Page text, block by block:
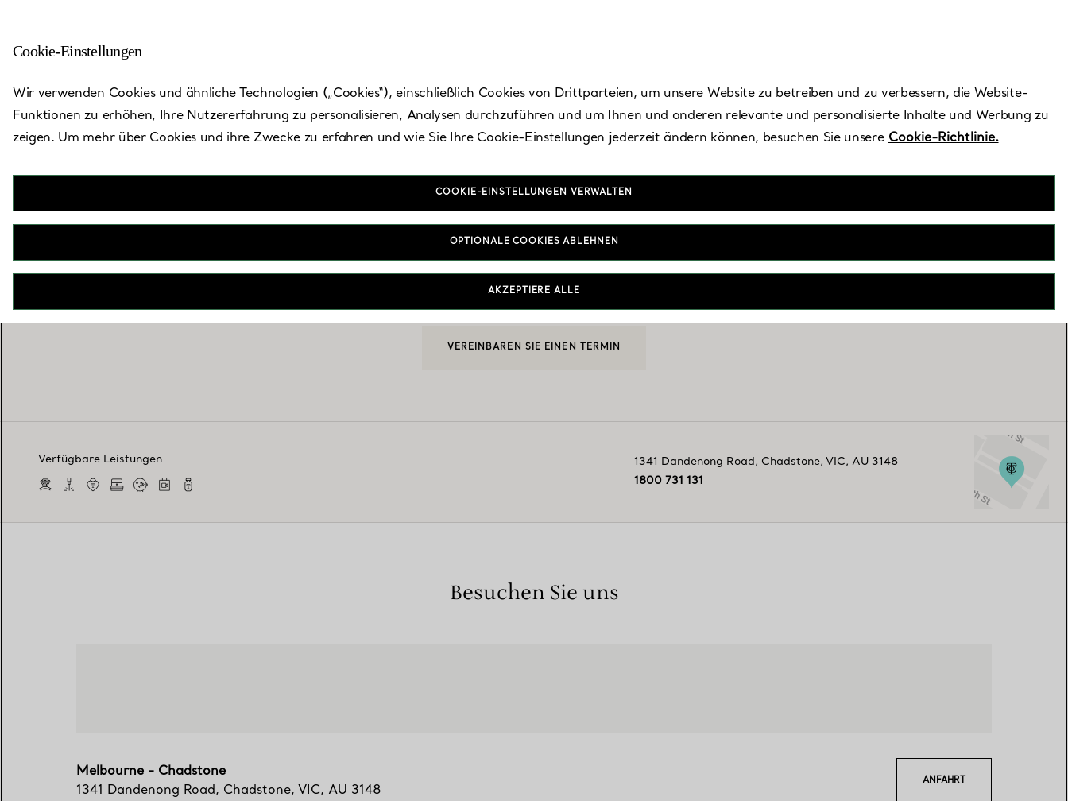
Zurück zu „Store finden“
Melbourne - Chadstone
Heute bis 17:30 geöffnet
VEREINBAREN SIE EINEN TERMIN
Verfügbare Leistungen 1341 Dandenong Road, Chadstone, VIC, AU 3148
1800 731 131
Besuchen Sie uns
Melbourne - Chadstone
1341 Dandenong Road, Chadstone, VIC, AU 3148
ANFAHRT
Cookie-Einstellungen
Wir verwenden Cookies und ähnliche Technologien („Cookies“), einschließlich Cookies von Drittparteien, um unsere Website zu betreiben und zu verbessern, die Website-
Funktionen zu erhöhen, Ihre Nutzererfahrung zu personalisieren, Analysen durchzuführen und um Ihnen und anderen relevante und personalisierte Inhalte und Werbung zu
zeigen. Um mehr über Cookies und ihre Zwecke zu erfahren und wie Sie Ihre Cookie-Einstellungen jederzeit ändern können, besuchen Sie unsere Cookie-Richtlinie.
COOKIE-EINSTELLUNGEN VERWALTEN
OPTIONALE COOKIES ABLEHNEN
AKZEPTIERE ALLE